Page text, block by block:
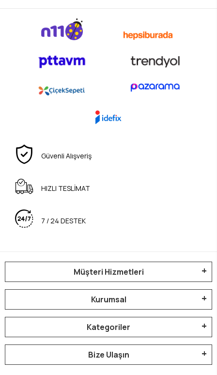
Güvenli Alışveriş
HIZLI TESLİMAT
7 / 24 DESTEK
Müşteri Hizmetleri
Kurumsal
Kategoriler
Bize Ulaşın